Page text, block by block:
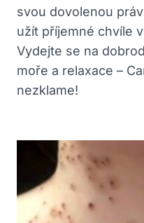
svou dovolenou
užít příjemné chvíle
Vydejte se na
moře a relaxace –
nezklame!